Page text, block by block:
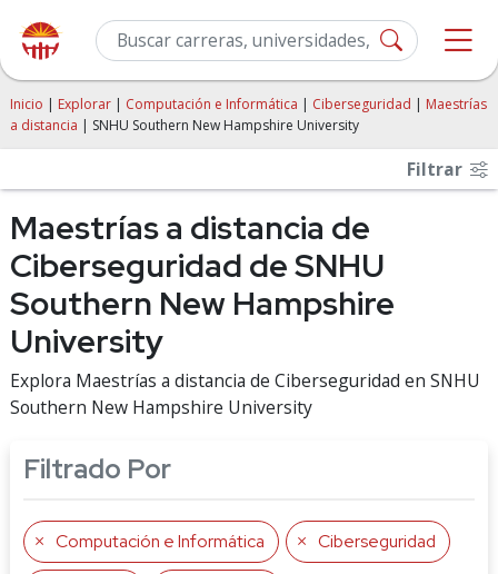
Inicio | Explorar | Computación e Informática | Ciberseguridad | Maestrías
a distancia | SNHU Southern New Hampshire University
Filtrar
Maestrías a distancia de
Ciberseguridad de SNHU
Southern New Hampshire
University
Explora Maestrías a distancia de Ciberseguridad en SNHU
Southern New Hampshire University
Filtrado Por
Computación e Informática Ciberseguridad